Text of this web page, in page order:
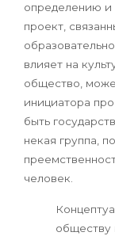
определению и
проект,
влияет на
общество,
инициатора
быть
некая группа,
человек.
обществу